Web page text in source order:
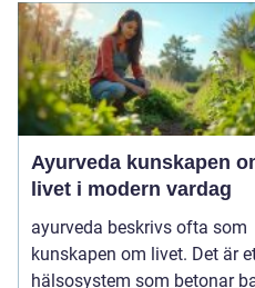
Ayurveda kunskapen om
livet i modern vardag
ayurveda beskrivs ofta som
kunskapen om livet. Det är
hälsosystem som betonar